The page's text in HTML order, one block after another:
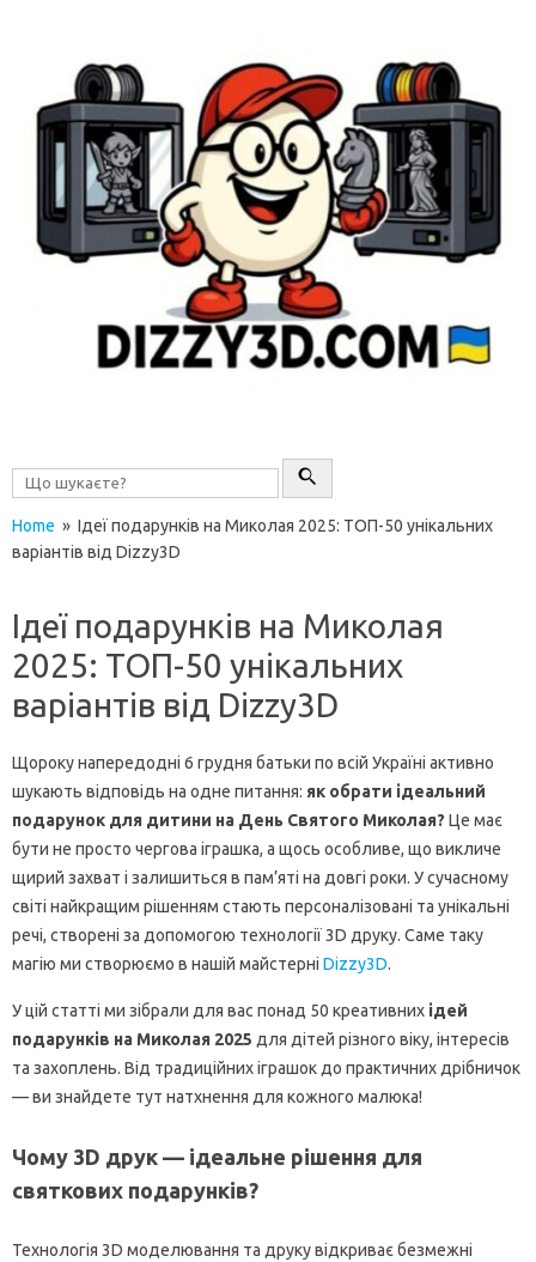
Home » Ідеї подарунків на Миколая 2025: ТОП-50 унікальних
варіантів від Dizzy3D
Ідеї подарунків на Миколая
2025: ТОП-50 унікальних
варіантів від Dizzy3D
Щороку напередодні 6 грудня батьки по всій Україні активно
шукають відповідь на одне питання: як обрати ідеальний
подарунок для дитини на День Святого Миколая? Це має
бути не просто чергова іграшка, а щось особливе, що викличе
щирий захват і залишиться в пам’яті на довгі роки. У сучасному
світі найкращим рішенням стають персоналізовані та унікальні
речі, створені за допомогою технології 3D друку. Саме таку
магію ми створюємо в нашій майстерні Dizzy3D.
У цій статті ми зібрали для вас понад 50 креативних ідей
подарунків на Миколая 2025 для дітей різного віку, інтересів
та захоплень. Від традиційних іграшок до практичних дрібничок
— ви знайдете тут натхнення для кожного малюка!
Чому 3D друк — ідеальне рішення для
святкових подарунків?
Технологія 3D моделювання та друку відкриває безмежні